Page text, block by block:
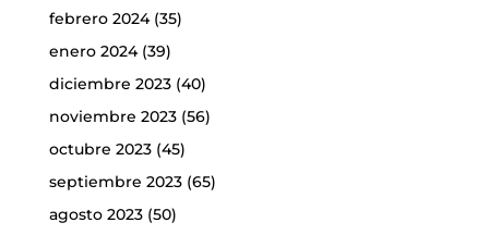
febrero 2024(35)
enero 2024(39)
diciembre 2023(40)
noviembre 2023(56)
octubre 2023(45)
septiembre 2023(65)
agosto 2023(50)